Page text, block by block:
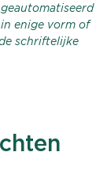
enige vorm of
schriftelijke